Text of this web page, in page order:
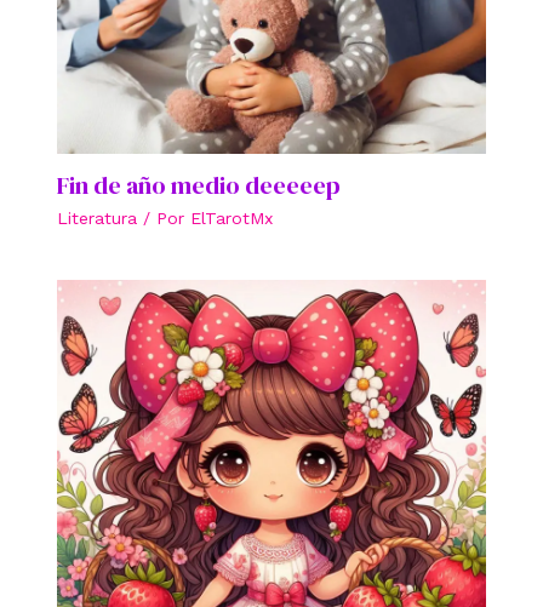
Fin de año medio deeeeep
Literatura / Por ElTarotMx